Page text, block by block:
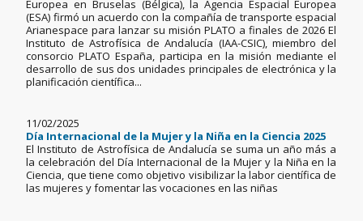
Europea en Bruselas (Bélgica), la Agencia Espacial Europea
(ESA) firmó un acuerdo con la compañía de transporte espacial
Arianespace para lanzar su misión PLATO a finales de 2026 El
Instituto de Astrofísica de Andalucía (IAA-CSIC), miembro del
consorcio PLATO España, participa en la misión mediante el
desarrollo de sus dos unidades principales de electrónica y la
planificación científica...
11/02/2025
Día Internacional de la Mujer y la Niña en la Ciencia 2025
El Instituto de Astrofísica de Andalucía se suma un año más a
la celebración del Día Internacional de la Mujer y la Niña en la
Ciencia, que tiene como objetivo visibilizar la labor científica de
las mujeres y fomentar las vocaciones en las niñas